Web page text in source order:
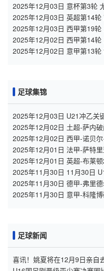
2025年12月03日 意杯第3轮
2025年12月03日 英超第14
2025年12月03日 西甲第19
2025年12月02日 西甲第14
2025年12月02日 意甲第13
足球集锦
2025年12月03日 U21冲乙关
意球绝杀、王钰栋驰援
2025年12月02日 土超-萨内
塔萨雷
2025年12月02日 西甲-诺贝
诺1-1瓦伦西亚
2025年12月01日 法甲-萨特
十人南特
2025年12月01日 英超-布莱
门维尔贝克助攻
2025年11月30日 11月30日
孟加拉国U17 进球
2025年11月30日 德甲-弗里
不莱梅1-1科隆
2025年11月30日 意甲-科隆
足球新闻
喜讯！姚夏将在12月9日亲自
国脚新外援，值得期待